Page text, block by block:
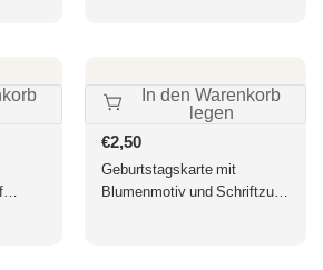
In den Warenkorb
legen
Normaler
Preis
€2,50
Geburtstagskarte mit
Blumenmotiv und Schriftzug